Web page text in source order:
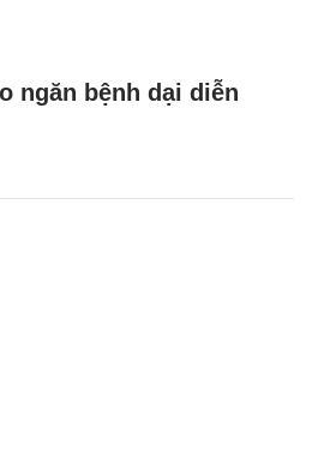
ngăn bệnh dại diễn